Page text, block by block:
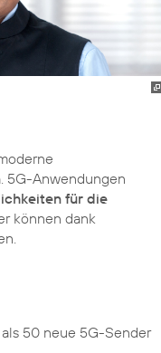
. 5G-Anwendungen
für die
können dank
50 neue 5G-Sender